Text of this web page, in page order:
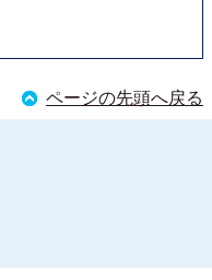
ページの先頭へ戻る